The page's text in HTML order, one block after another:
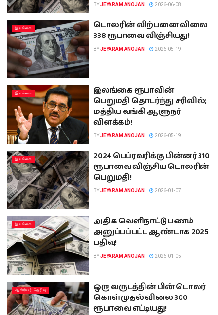
BYJEYARAM ANOJAN 2026-06-08
இலங்கை
டொலரின் விற்பனை விலை
338 ரூபாவை விஞ்சியது!
BYJEYARAM ANOJAN 2026-05-19
இலங்கை
இலங்கை ரூபாவின்
பெறுமதி தொடர்ந்து சரிவில்;
மத்திய வங்கி ஆளுநர்
விளக்கம்!
BYJEYARAM ANOJAN 2026-05-19
இலங்கை
2024 பெப்ரவரிக்கு பின்னர் 310
ரூபாவை விஞ்சிய டொலரின்
பெறுமதி!
BYJEYARAM ANOJAN 2026-01-07
இலங்கை
அதிக வெளிநாட்டு பணம்
அனுப்பப்பட்ட ஆண்டாக 2025
பதிவு!
BYJEYARAM ANOJAN 2026-01-05
ஆசிரியர் தெரிவு
ஒரு வருடத்தின் பின் டொலர்
கொள்முதல் விலை 300
ரூபாவை எட்டியது!